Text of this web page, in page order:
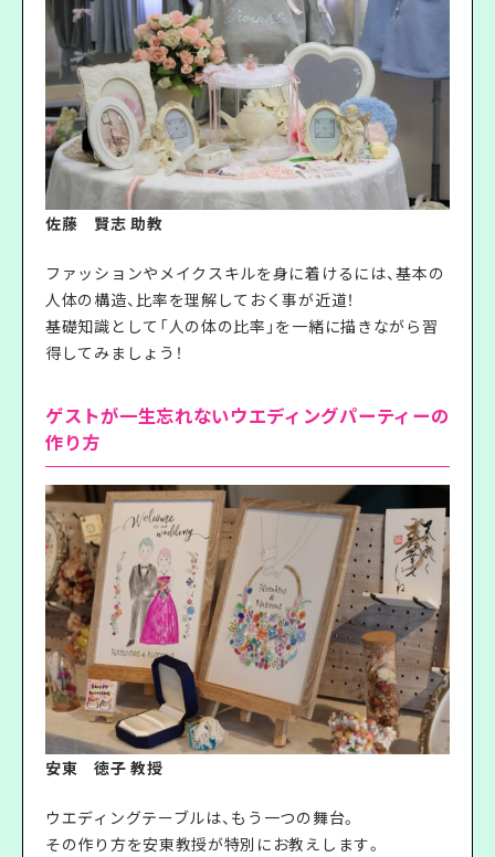
佐藤 賢志 助教
ファッションやメイクスキルを身に着けるには、基本の
人体の構造、比率を理解しておく事が近道！
基礎知識として「人の体の比率」を一緒に描きながら習
得してみましょう！
ゲストが一生忘れないウエディングパーティーの
作り方
安東 徳子 教授
ウエディングテーブルは、もう一つの舞台。
その作り方を安東教授が特別にお教えします。